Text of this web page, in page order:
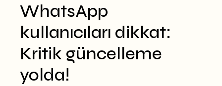
WhatsApp
kullanıcıları dikkat:
Kritik güncelleme
yolda!